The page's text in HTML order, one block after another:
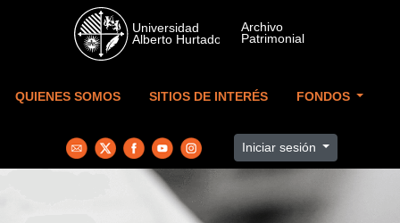
Skip to main content
QUIENES SOMOS SITIOS DE INTERÉS FONDOS
Iniciar sesión